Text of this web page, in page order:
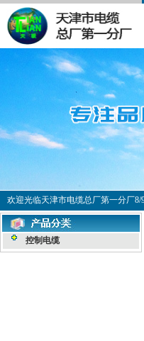
欢迎光临天津市电缆总厂第一分厂8/
控制电缆